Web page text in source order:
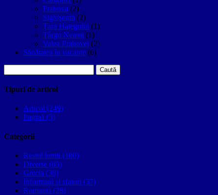
Prahova (2)
Sighişoara (2)
Țara Hațegului (1)
Târgu Neamţ (1)
Valea Prahovei (2)
Sănătatea în vacanțe (6)
după:
Tipuri de articol
Articol (249)
Pagină (3)
Categorii
Restul lumii (100)
Diverse (65)
Grecia (38)
Informatii si sfaturi (37)
Romania (28)